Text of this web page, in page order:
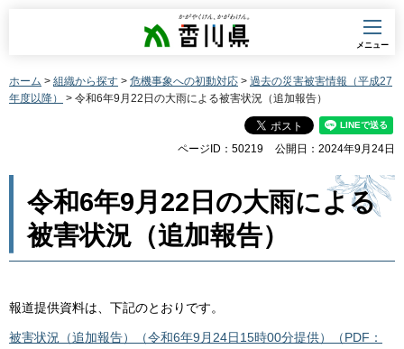
香川県
メニュー
ホーム > 組織から探す > 危機事象への初動対応 > 過去の災害被害情報（平成27
年度以降）
> 令和6年9月22日の大雨による被害状況（追加報告）
ページID：50219 公開日：2024年9月24日
令和6年9月22日の大雨による
被害状況（追加報告）
報道提供資料は、下記のとおりです。
被害状況（追加報告）（令和6年9月24日15時00分提供）（PDF：